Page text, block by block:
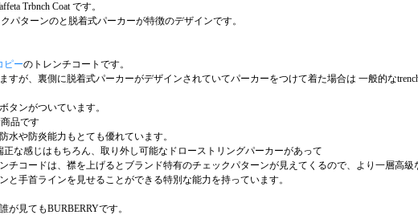
Trbnch Coat です。
パターンのと脱着式パーカーが特徴のデザインです。
ピーのトレンチコートです。
が、裏側に脱着式パーカーがデザインされていてパーカーをつけて着た場合は 一般的な
タンがついています。
品です
水や防炎能力もとても優れています。
な感じはもちろん、取り外し可能なドローストリングパーカーがあって
コードは、襟を上げるとブランド特有のチェックパターンが見えてくるので、より一層高級
手首ラインを見せることができる特別な能力を持っています。
見てもBURBERRYです。